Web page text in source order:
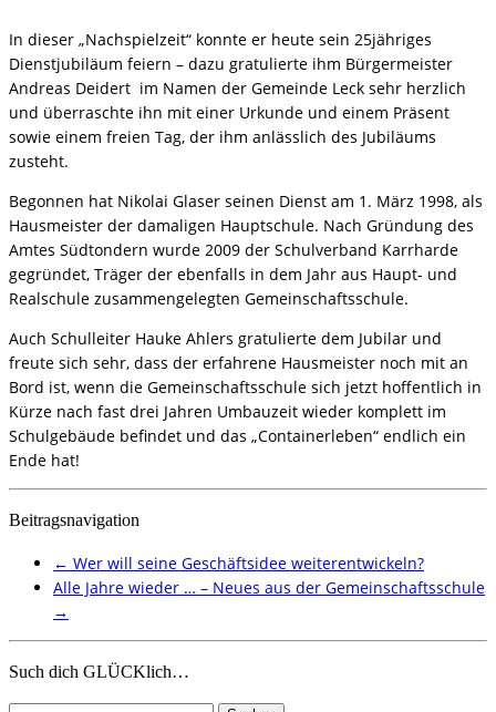
In dieser „Nachspielzeit“ konnte er heute sein 25jähriges
Dienstjubiläum feiern – dazu gratulierte ihm Bürgermeister
Andreas Deidert im Namen der Gemeinde Leck sehr herzlich
und überraschte ihn mit einer Urkunde und einem Präsent
sowie einem freien Tag, der ihm anlässlich des Jubiläums
zusteht.
Begonnen hat Nikolai Glaser seinen Dienst am 1. März 1998, als
Hausmeister der damaligen Hauptschule. Nach Gründung des
Amtes Südtondern wurde 2009 der Schulverband Karrharde
gegründet, Träger der ebenfalls in dem Jahr aus Haupt- und
Realschule zusammengelegten Gemeinschaftsschule.
Auch Schulleiter Hauke Ahlers gratulierte dem Jubilar und
freute sich sehr, dass der erfahrene Hausmeister noch mit an
Bord ist, wenn die Gemeinschaftsschule sich jetzt hoffentlich in
Kürze nach fast drei Jahren Umbauzeit wieder komplett im
Schulgebäude befindet und das „Containerleben“ endlich ein
Ende hat!
Beitragsnavigation
← Wer will seine Geschäftsidee weiterentwickeln?
Alle Jahre wieder … – Neues aus der Gemeinschaftsschule
→
Such dich GLÜCKlich…